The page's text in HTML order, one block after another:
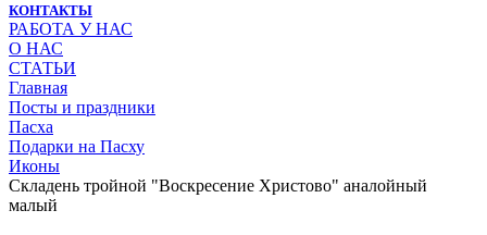
КОНТАКТЫ
РАБОТА У НАС
О НАС
СТАТЬИ
Главная
Посты и праздники
Пасха
Подарки на Пасху
Иконы
Складень тройной "Воскресение Христово" аналойный
малый